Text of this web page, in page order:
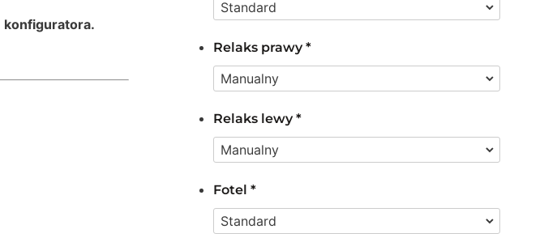
konfiguratora.
Relaks prawy*
Relaks lewy*
Fotel *